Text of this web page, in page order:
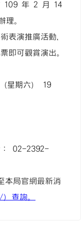
109 年 2 月 14
理。
表演推廣活動，
即可觀賞演出。
星期六） 19
： 02-2392-
本局官網最新消
查詢。